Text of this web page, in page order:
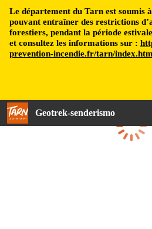
Le département du Tarn est soumis
pouvant entraîner des restrictions
forestiers, pendant la période
et consultez les informations sur :
prevention-incendie.fr/tarn/
Geotrek-senderismo